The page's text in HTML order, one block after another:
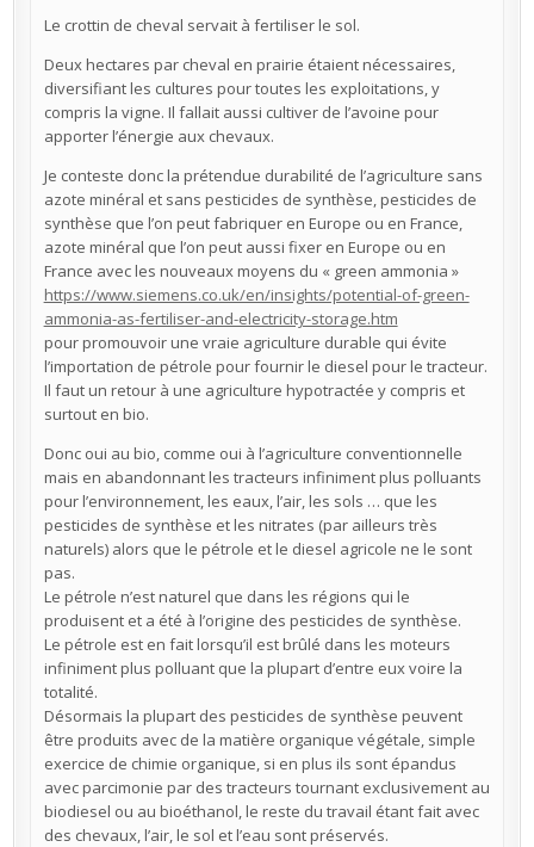
Le crottin de cheval servait à fertiliser le sol.
Deux hectares par cheval en prairie étaient nécessaires,
diversifiant les cultures pour toutes les exploitations, y
compris la vigne. Il fallait aussi cultiver de l’avoine pour
apporter l’énergie aux chevaux.
Je conteste donc la prétendue durabilité de l’agriculture sans
azote minéral et sans pesticides de synthèse, pesticides de
synthèse que l’on peut fabriquer en Europe ou en France,
azote minéral que l’on peut aussi fixer en Europe ou en
France avec les nouveaux moyens du « green ammonia »
https://www.siemens.co.uk/en/insights/potential-of-green-
ammonia-as-fertiliser-and-electricity-storage.htm
pour promouvoir une vraie agriculture durable qui évite
l’importation de pétrole pour fournir le diesel pour le tracteur.
Il faut un retour à une agriculture hypotractée y compris et
surtout en bio.
Donc oui au bio, comme oui à l’agriculture conventionnelle
mais en abandonnant les tracteurs infiniment plus polluants
pour l’environnement, les eaux, l’air, les sols … que les
pesticides de synthèse et les nitrates (par ailleurs très
naturels) alors que le pétrole et le diesel agricole ne le sont
pas.
Le pétrole n’est naturel que dans les régions qui le
produisent et a été à l’origine des pesticides de synthèse.
Le pétrole est en fait lorsqu’il est brûlé dans les moteurs
infiniment plus polluant que la plupart d’entre eux voire la
totalité.
Désormais la plupart des pesticides de synthèse peuvent
être produits avec de la matière organique végétale, simple
exercice de chimie organique, si en plus ils sont épandus
avec parcimonie par des tracteurs tournant exclusivement au
biodiesel ou au bioéthanol, le reste du travail étant fait avec
des chevaux, l’air, le sol et l’eau sont préservés.